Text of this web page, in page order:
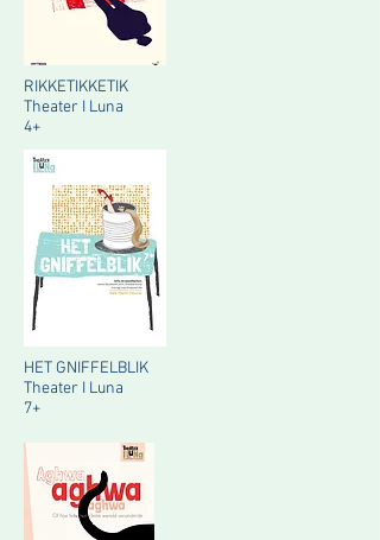
RIKKETIKKETIK
Theater I Luna
4+
HET GNIFFELBLIK
Theater I Luna
7+